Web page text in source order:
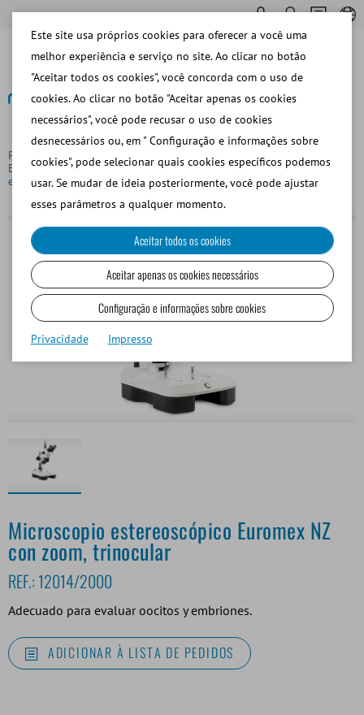
Página principal
Equipos y Materiales de Laboratorio
Estereomicroscopios y Microscopios Invertidos
Microscopio
estereoscópico Euromex NZ con zoom, trinocular
Voltar
Microscopio estereoscópico Euromex NZ
con zoom, trinocular
REF.: 12014/2000
Adecuado para evaluar oocitos y embriones.
ADICIONAR À LISTA DE PEDIDOS
Este site usa próprios cookies para oferecer a você uma
melhor experiência e serviço no site. Ao clicar no botão
"Aceitar todos os cookies", você concorda com o uso de
cookies. Ao clicar no botão "Aceitar apenas os cookies
necessários", você pode recusar o uso de cookies
desnecessários ou, em " Configuração e informações sobre
cookies", pode selecionar quais cookies específicos podemos
usar. Se mudar de ideia posteriormente, você pode ajustar
esses parâmetros a qualquer momento.
Aceitar todos os cookies
Aceitar apenas os cookies necessários
Configuração e informações sobre cookies
Privacidade Impresso